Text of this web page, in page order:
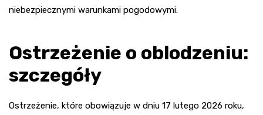
niebezpiecznymi warunkami pogodowymi.
Ostrzeżenie o oblodzeniu:
szczegóły
Ostrzeżenie, które obowiązuje w dniu 17 lutego 2026 roku,